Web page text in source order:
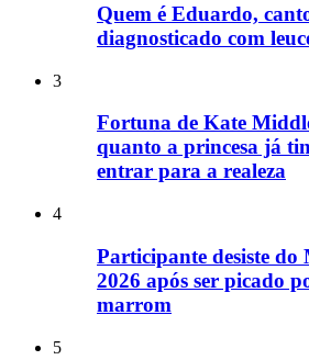
Quem é Eduardo,
diagnosticado com
3
Fortuna de Kate
quanto a princesa já
entrar para a realeza
4
Participante desiste do
2026 após ser picado
marrom
5